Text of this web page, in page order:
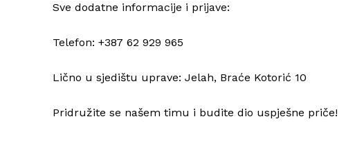
Sve dodatne informacije i prijave:
Telefon: +387 62 929 965
Lično u sjedištu uprave: Jelah, Braće Kotorić 10
Pridružite se našem timu i budite dio uspješne priče!